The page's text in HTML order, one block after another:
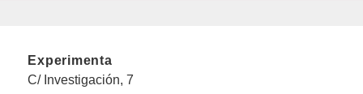
Experimenta
C/ Investigación, 7